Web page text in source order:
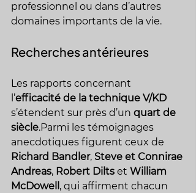
professionnel ou dans d’autres
domaines importants de la vie.
Recherches antérieures
Les rapports concernant
l’efficacité de la technique V/KD
s’étendent sur près d’un quart de
siècle.Parmi les témoignages
anecdotiques figurent ceux de
Richard Bandler, Steve et Connirae
Andreas, Robert Dilts et William
McDowell , qui affirment chacun